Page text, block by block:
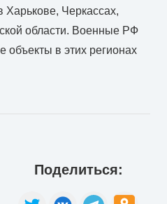
Харькове, Черкассах,
области. Военные РФ
объекты в этих регионах
Поделиться: